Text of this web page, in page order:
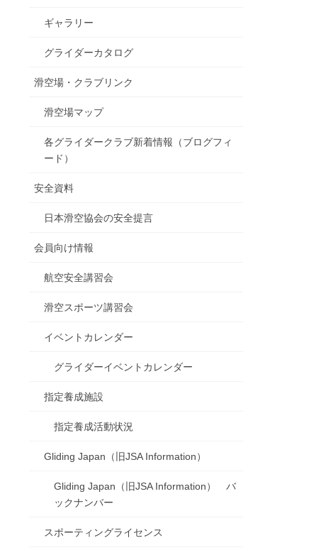
ギャラリー
グライダーカタログ
滑空場・クラブリンク
滑空場マップ
各グライダークラブ新着情報（ブログフィ
ード）
安全資料
日本滑空協会の安全提言
会員向け情報
航空安全講習会
滑空スポーツ講習会
イベントカレンダー
グライダーイベントカレンダー
指定養成施設
指定養成活動状況
Gliding Japan（旧JSA Information）
Gliding Japan（旧JSA Information） バ
ックナンバー
スポーティングライセンス